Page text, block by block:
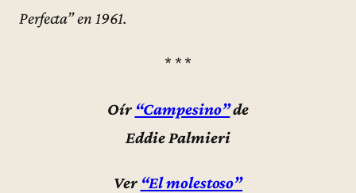
Perfecta” en 1961.
* * *
Oír “Campesino”de
Eddie Palmieri
Ver “El molestoso”